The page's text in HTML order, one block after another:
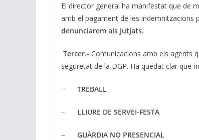
El director general ha manifestat que de
amb el pagament de les indemnitzacions
denunciarem als Jutjats.
Tercer.- Comunicacions amb els agents
seguretat de la DGP. Ha quedat clar que
– TREBALL
– LLIURE DE SERVEI-FESTA
– GUÀRDIA NO PRESENCIAL